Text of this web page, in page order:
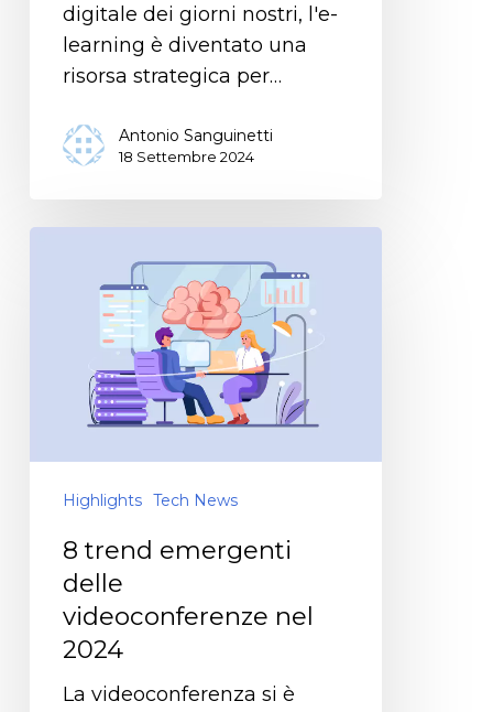
digitale dei giorni nostri, l'e-
learning è diventato una
risorsa strategica per…
Antonio Sanguinetti
18 Settembre 2024
Highlights Tech News
8 trend emergenti
delle
videoconferenze nel
2024
La videoconferenza si è